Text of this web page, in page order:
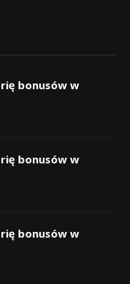
bonusów w
bonusów w
bonusów w